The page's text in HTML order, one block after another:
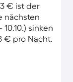
€ ist der
nächsten
sinken
€ pro Nacht.